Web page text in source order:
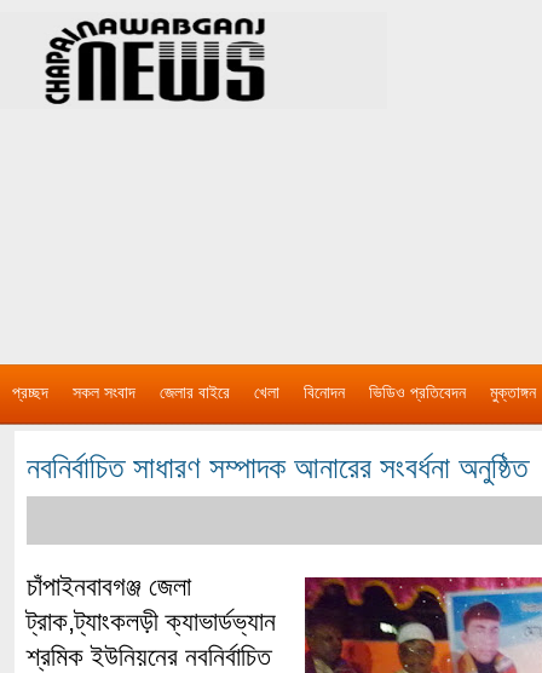
প্রচ্ছদ সকল সংবাদ জেলার বাইরে খেলা বিনোদন ভিডিও প্রতিবেদন মুক্তাঙ্গন
নবনির্বাচিত সাধারণ সম্পাদক আনারের সংবর্ধনা অনুষ্ঠিত
চাঁপাইনবাবগঞ্জ জেলা
ট্রাক,ট্যাংকলড়ী ক্যাভার্ডভ্যান
শ্রমিক ইউনিয়নের নবনির্বাচিত